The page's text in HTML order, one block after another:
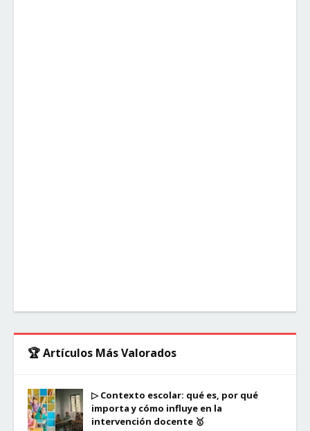
🏆 Artículos Más Valorados
▷ Contexto escolar: qué es, por qué
importa y cómo influye en la
intervención docente 🥇